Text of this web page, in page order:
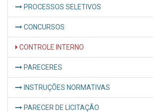
PROCESSOS SELETIVOS
CONCURSOS
CONTROLE INTERNO
PARECERES
INSTRUÇÕES NORMATIVAS
PARECER DE LICITAÇÃO